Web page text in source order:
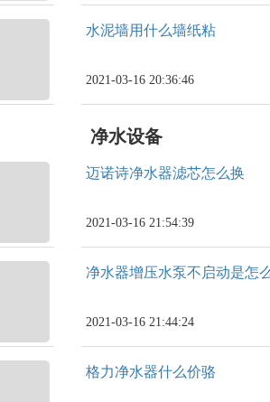
水泥墙用什么墙纸粘
2021-03-16 20:36:46
净水设备
迈诺诗净水器滤芯怎么换
2021-03-16 21:54:39
净水器增压水泵不启动是怎
2021-03-16 21:44:24
格力净水器什么价骆